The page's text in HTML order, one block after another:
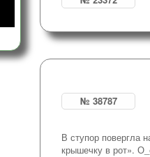
№ 38787
В ступор повергла
крышечку в рот».